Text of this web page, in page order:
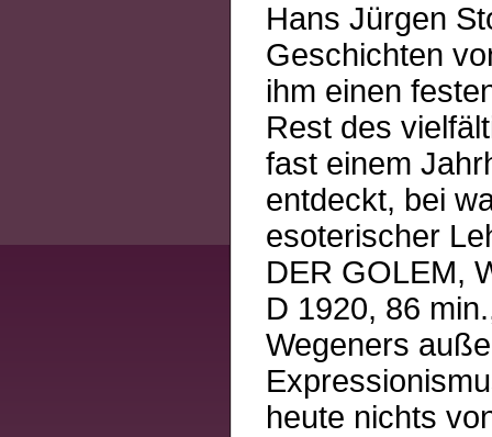
Hans Jürgen
Geschichten
ihm einen
Rest des
fast einem
entdeckt, bei
esoterischer
DER GOLEM,
D 1920, 86
Wegeners
heute nichts